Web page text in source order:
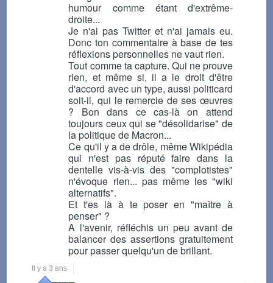
humour comme étant d'extrême-
droite...
Je n'ai pas Twitter et n'ai jamais eu.
Donc ton commentaire à base de tes
réflexions personnelles ne vaut rien.
Tout comme ta capture. Qui ne prouve
rien, et même si, il a le droit d'être
d'accord avec un type, aussi politicard
soit-il, qui le remercie de ses œuvres
? Bon dans ce cas-là on attend
toujours ceux qui se "désolidarise" de
la politique de Macron...
Ce qu'il y a de drôle, même Wikipédia
qui n'est pas réputé faire dans la
dentelle vis-à-vis des "complotistes"
n'évoque rien... pas même les "wiki
alternatifs".
Et t'es là à te poser en "maître à
penser" ?
A l'avenir, réfléchis un peu avant de
balancer des assertions gratuitement
pour passer quelqu'un de brillant.
Il y a 3 ans